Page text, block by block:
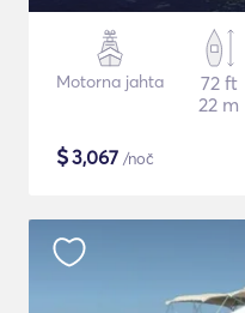
Motorna jahta
72 ft
22 m
$3,067 /noč